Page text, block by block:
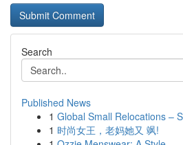
Search
Published News
1 Global Small Relocations –
1 时尚女王，老妈她又 飒!